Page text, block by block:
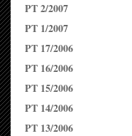
PT 2/2007
PT 1/2007
PT 17/2006
PT 16/2006
PT 15/2006
PT 14/2006
PT 13/2006